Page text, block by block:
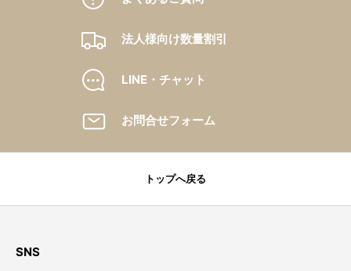
法人様向け数量割引
LINE・チャット
お問合せフォーム
トップへ戻る
SNS